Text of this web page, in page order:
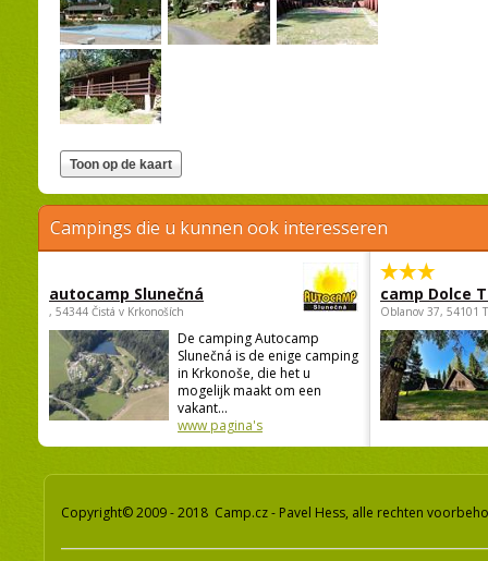
Campings die u kunnen ook interesseren
autocamp Slunečná
, 54344 Čistá v Krkonoších
De camping Autocamp
Slunečná is de enige camping
in Krkonoše, die het u
mogelijk maakt om een
vakant...
www pagina's
camp Dolce
Oblanov 37, 54101
Copyright© 2009 - 2018 Camp.cz - Pavel Hess, alle rechten